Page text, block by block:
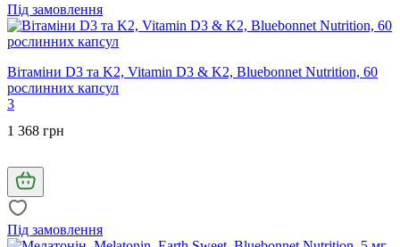
Під замовлення
Вітаміни D3 та K2, Vitamin D3 & K2, Bluebonnet Nutrition, 60
рослинних капсул
3
1 368 грн
Під замовлення